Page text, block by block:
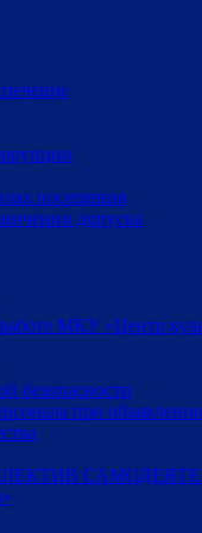
посещения
допуска
МКУ «Центр
безопасности
при